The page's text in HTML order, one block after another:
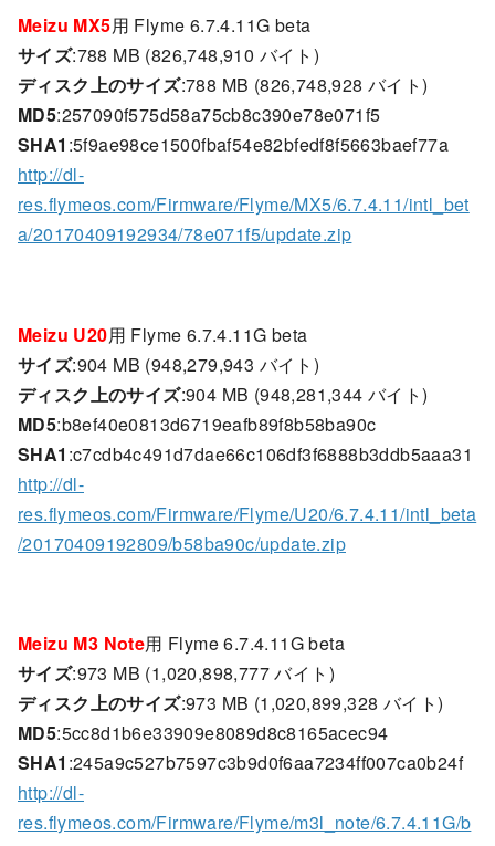
Meizu MX5用 Flyme 6.7.4.11G beta
サイズ:788 MB (826,748,910 バイト)
ディスク上のサイズ:788 MB (826,748,928 バイト)
MD5:257090f575d58a75cb8c390e78e071f5
SHA1 :5f9ae98ce1500fbaf54e82bfedf8f5663baef77a
http://dl-
res.flymeos.com/Firmware/Flyme/MX5/6.7.4.11/intl_bet
a/20170409192934/78e071f5/update.zip
Meizu U20用 Flyme 6.7.4.11G beta
サイズ:904 MB (948,279,943 バイト)
ディスク上のサイズ:904 MB (948,281,344 バイト)
MD5:b8ef40e0813d6719eafb89f8b58ba90c
SHA1 :c7cdb4c491d7dae66c106df3f6888b3ddb5aaa31
http://dl-
res.flymeos.com/Firmware/Flyme/U20/6.7.4.11/intl_beta
/20170409192809/b58ba90c/update.zip
Meizu M3 Note用 Flyme 6.7.4.11G beta
サイズ:973 MB (1,020,898,777 バイト)
ディスク上のサイズ:973 MB (1,020,899,328 バイト)
MD5:5cc8d1b6e33909e8089d8c8165acec94
SHA1 :245a9c527b7597c3b9d0f6aa7234ff007ca0b24f
http://dl-
res.flymeos.com/Firmware/Flyme/m3l_note/6.7.4.11G/b